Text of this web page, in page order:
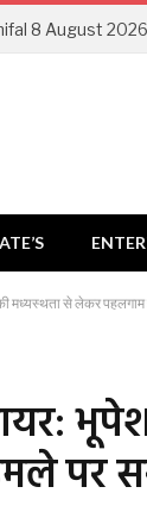
से लेकर पहलगाम
पर